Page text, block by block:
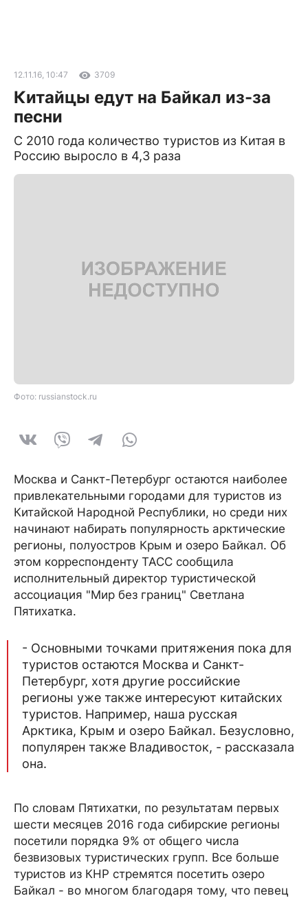
12.11.16, 10:47 3709
Китайцы едут на Байкал из-за
песни
С 2010 года количество туристов из Китая в
Россию выросло в 4,3 раза
Фото: russianstock.ru
Москва и Санкт-Петербург остаются наиболее
привлекательными городами для туристов из
Китайской Народной Республики, но среди них
начинают набирать популярность арктические
регионы, полуостров Крым и озеро Байкал. Об
этом корреспонденту ТАСС сообщила
исполнительный директор туристической
ассоциация "Мир без границ" Светлана
Пятихатка.
- Основными точками притяжения пока для
туристов остаются Москва и Санкт-
Петербург, хотя другие российские
регионы уже также интересуют китайских
туристов. Например, наша русская
Арктика, Крым и озеро Байкал. Безусловно,
популярен также Владивосток, - рассказала
она.
По словам Пятихатки, по результатам первых
шести месяцев 2016 года сибирские регионы
посетили порядка 9% от общего числа
безвизовых туристических групп. Все больше
туристов из КНР стремятся посетить озеро
Байкал - во многом благодаря тому, что певец